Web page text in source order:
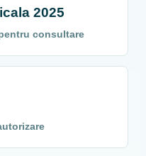
2025
consultare